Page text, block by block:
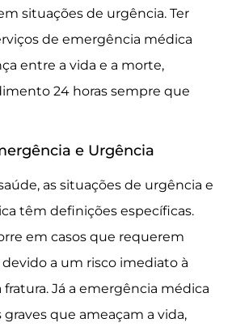
situações de urgência. Ter
de emergência médica
entre a vida e a morte,
24 horas sempre que
e Urgência
as situações de urgência e
têm definições específicas.
em casos que requerem
devido a um risco imediato à
Já a emergência médica
que ameaçam a vida,